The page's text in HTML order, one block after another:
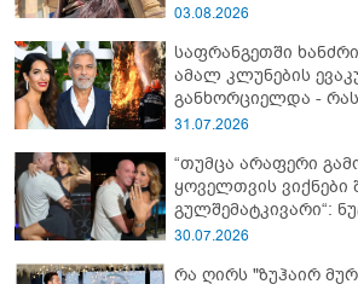
03.08.2026
საფრანგეთში
ამალ კლუნების
განხორციელდა -
31.07.2026
“თუმცა არაფერი
ყოველთვის ვიქნები
გულშემატკივარი“:
რჩეულს დაშორდა?
30.07.2026
რა ღირს "ზუჰაირ მურადის" ულამაზესი